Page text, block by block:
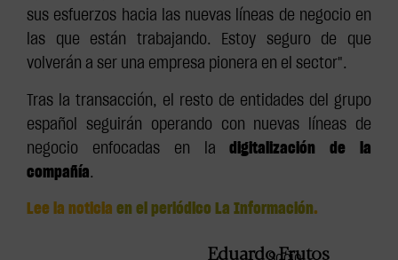
sus esfuerzos hacia las nuevas líneas de negocio en
las que están trabajando. Estoy seguro de que
volverán a ser una empresa pionera en el sector".
Tras la transacción, el resto de entidades del grupo
español seguirán operando con nuevas líneas de
negocio enfocadas en ladigitalización de la
compañía.
Lee la noticia en el periódico La Información.
Eduardo Frutos